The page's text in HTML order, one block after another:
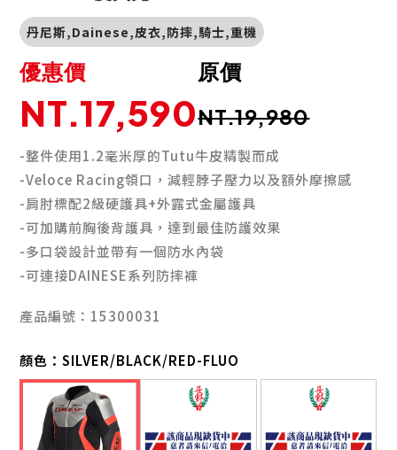
丹尼斯,Dainese,皮衣,防摔,騎士,重機
原價
NT.19,980
優惠價
NT.17,590
-整件使用1.2毫米厚的Tutu牛皮精製而成
-Veloce Racing領口，減輕脖子壓力以及額外摩擦感
-肩肘標配2級硬護具+外露式金屬護具
-可加購前胸後背護具，達到最佳防護效果
-多口袋設計並帶有一個防水內袋
-可連接DAINESE系列防摔褲
產品編號：15300031
顏色：SILVER/BLACK/RED-FLUO